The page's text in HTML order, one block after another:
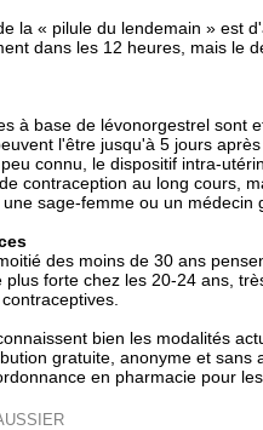
la « pilule du lendemain » est
dans les 12 heures, mais le
à base de lévonorgestrel sont
l'être jusqu'à 5 jours
connu, le dispositif intra-
contraception au long cours,
sage-femme ou un médecin
des moins de 30 ans
forte chez les 20-24 ans,
bien les modalités
gratuite, anonyme et sans
en pharmacie pour